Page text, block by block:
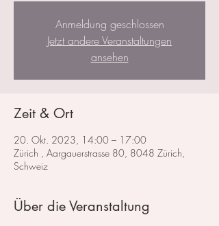
Anmeldung geschlossen
Jetzt andere Veranstaltungen
ansehen
Zeit & Ort
20. Okt. 2023, 14:00 – 17:00
Zürich , Aargauerstrasse 80, 8048 Zürich,
Schweiz
Über die Veranstaltung